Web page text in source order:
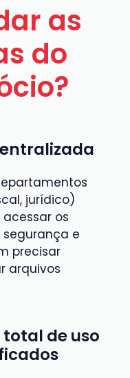
as
do
?
jurídico)
os
e
precisar
arquivos
de uso